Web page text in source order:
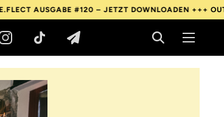
#120 – JETZT DOWNLOADEN +++OUT NOW: